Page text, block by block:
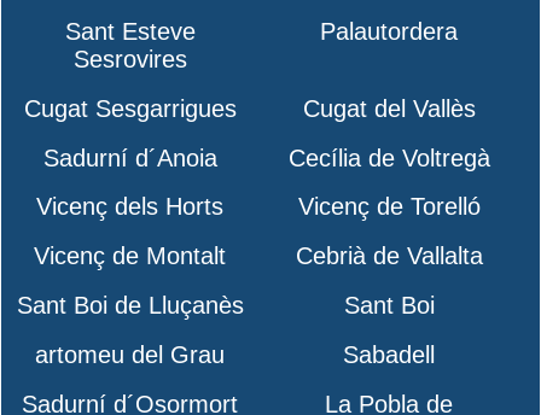
Sant Esteve
Sesrovires
Palautordera
Cugat Sesgarrigues
Cugat del Vallès
Sadurní d´Anoia
Cecília de Voltregà
Vicenç dels Horts
Vicenç de Torelló
Vicenç de Montalt
Cebrià de Vallalta
Sant Boi de Lluçanès
Sant Boi
artomeu del Grau
Sabadell
Sadurní d´Osormort
La Pobla de